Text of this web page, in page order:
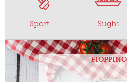
Sport Sughi
PIOPPINO